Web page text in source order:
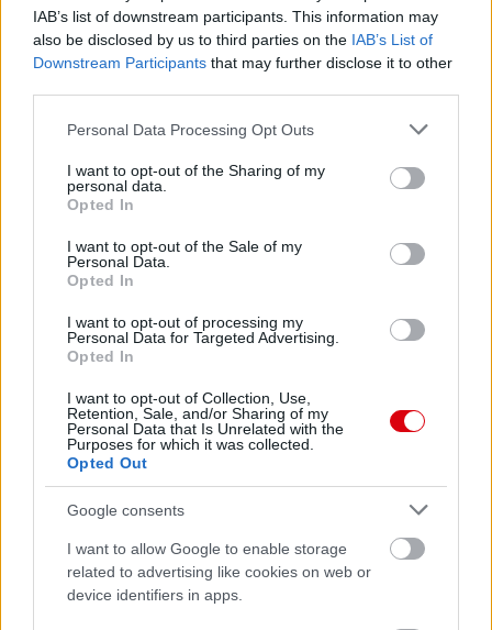
IAB’s list of downstream participants. This information may
also be disclosed by us to third parties on the IAB’s List of
Downstream Participants that may further disclose it to other
Please note that this website/app uses one or more Google
not limited to your visit or usage behaviour. You may click to
grant or deny consent to Google and its third-party tags to
use your data for below specified purposes in below Google
consent section.
Personal Data Processing Opt Outs
I want to opt-out of the Sharing of my
personal data.
Opted In
I want to opt-out of the Sale of my
Personal Data.
Opted In
I want to opt-out of processing my
Personal Data for Targeted Advertising.
Opted In
I want to opt-out of Collection, Use,
Retention, Sale, and/or Sharing of my
Personal Data that Is Unrelated with the
Purposes for which it was collected.
Opted Out
Google consents
I want to allow Google to enable storage
related to advertising like cookies on web or
device identifiers in apps.